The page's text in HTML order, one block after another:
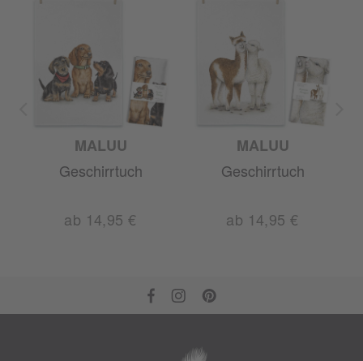
MALUU
Geschirrtuch
ab 14,95 €
MALUU
Geschirrtuch
ab 14,95 €